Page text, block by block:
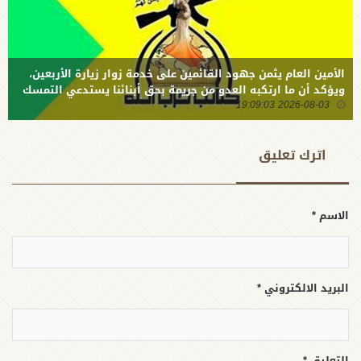
الأمين العام يثمن جهود القائمين على خدمة زوار زيارة الأربعين،
ويؤكد أن ما ارتكبه العدو من جريمة بحق أبنائنا يستدعي التمسك
بالسلاح وتطويره لردع كل من يريد بنا شراً
2026-08-03 19:09:03
اترك تعلیق
الاسم *
البريد الالكتروني *